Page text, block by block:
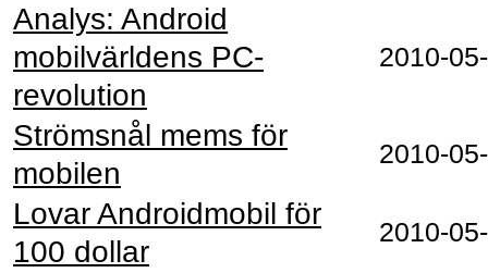
Analys: Android
mobilvärldens PC-
revolution
Strömsnål mems för
mobilen
Lovar Androidmobil för
100 dollar